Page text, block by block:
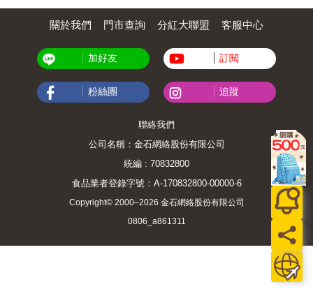
關於我們 門市查詢 分紅大聯盟 客服中心
加好友 訂閱
粉絲團 追蹤
聯絡我們
公司名稱：金石網絡股份有限公司
統編 : 70832800
食品業者登錄字號：A-170832800-00000-6
Copyright© 2000–2026 金石網絡股份有限公司
0806_a861311